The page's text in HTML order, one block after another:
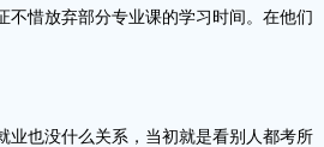
不惜放弃部分专业课的学习时间。在他们
也没什么关系，当初就是看别人都考所